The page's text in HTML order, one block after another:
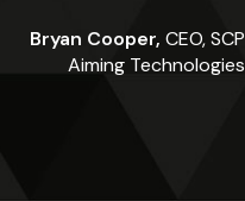
Bryan Cooper, CEO, SCP
Aiming Technologies